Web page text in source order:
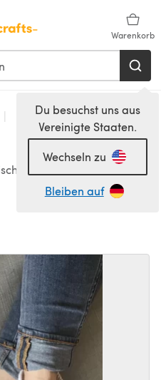
Warenkorb
Du besuchst uns aus
Vereinigte Staaten.
Wechseln zu
Bleiben auf
Socken